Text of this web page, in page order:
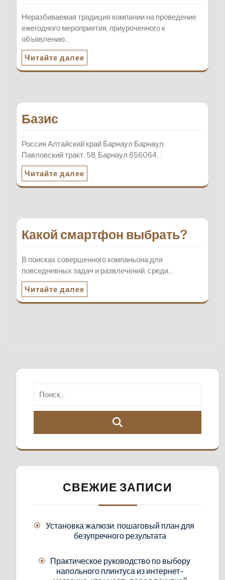
Неразбиваемая традиция компании на проведение
ежегодного мероприятия, приуроченного к
объявлению…
Читайте далее
Базис
Россия Алтайский край Барнаул Барнаул
Павловский тракт, 58, Барнаул 656064…
Читайте далее
Какой смартфон выбрать?
В поисках совершенного компаньона для
повседневных задач и развлечений, среди…
Читайте далее
СВЕЖИЕ ЗАПИСИ
Установка жалюзи: пошаговый план для
безупречного результата
Практическое руководство по выбору
напольного плинтуса из интернет-